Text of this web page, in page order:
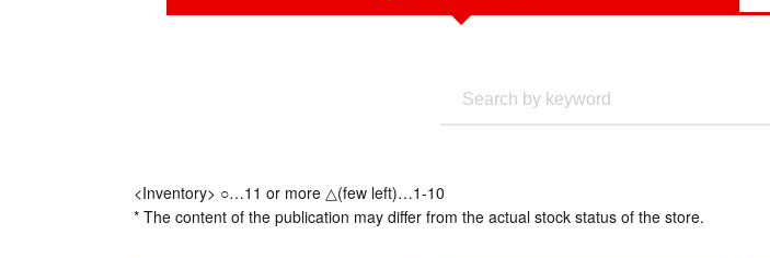
<Inventory> ○…11 or more △(few left)…1-10
* The content of the publication may differ from the actual stock status of the store.